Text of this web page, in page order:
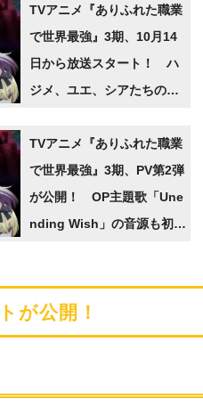
TVアニメ『ありふれた職業
で世界最強』3期、10月14
日から放送スタート！ ハ
ジメ、ユエ、シアたちの新
も公開
TVアニメ『ありふれた職業
で世界最強』3期、PV第2弾
が公開！ OP主題歌「Une
nding Wish」の音源も初解
が公開！